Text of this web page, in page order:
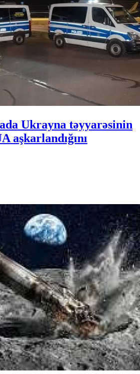
Ukrayna təyyarəsinin
aşkarlandığını